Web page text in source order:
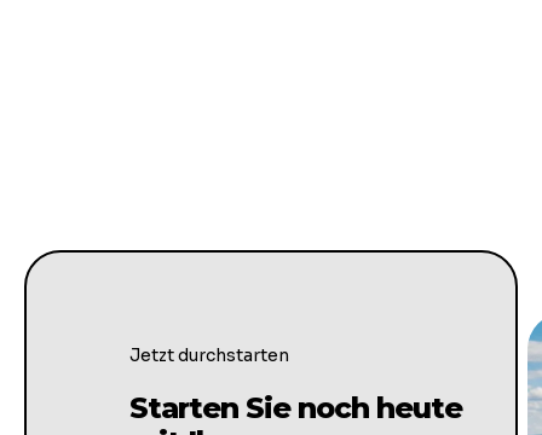
Jetzt durchstarten
Starten Sie noch heute